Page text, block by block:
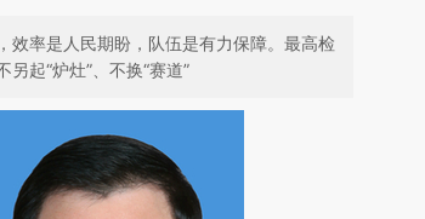
效率是人民期盼，队伍是有力保障。最高检
起“炉灶”、不换“赛道”